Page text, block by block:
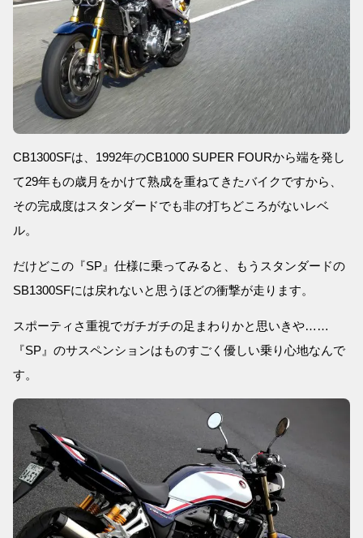
CB1300SFは、1992年のCB1000 SUPER FOURから端を発し
て29年もの歳月をかけて熟成を重ねてきたバイクですから、
その完成度はスタンダードでも非の打ちどころがないレベ
ル。
だけどこの『SP』仕様に乗ってみると、もうスタンダードの
SB1300SFには戻れないと思うほどの衝撃が走ります。
スポーティさ重視でガチガチの足まわりかと思いきや……
『SP』のサスペンションはものすごく優しい乗り心地なんで
す。